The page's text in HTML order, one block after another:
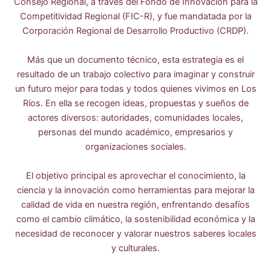
Competitividad Regional (FIC-R), y fue mandatada por la
Corporación Regional de Desarrollo Productivo (CRDP).
Más que un documento técnico, esta estrategia es el
resultado de un trabajo colectivo para imaginar y construir
un futuro mejor para todas y todos quienes vivimos en Los
Ríos. En ella se recogen ideas, propuestas y sueños de
actores diversos: autoridades, comunidades locales,
personas del mundo académico, empresarios y
organizaciones sociales.
El objetivo principal es aprovechar el conocimiento, la
ciencia y la innovación como herramientas para mejorar la
calidad de vida en nuestra región, enfrentando desafíos
como el cambio climático, la sostenibilidad económica y la
necesidad de reconocer y valorar nuestros saberes locales
y culturales.